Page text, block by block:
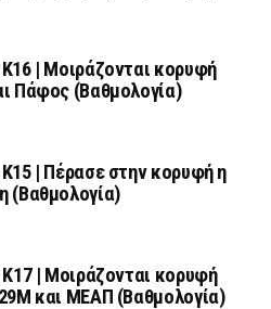
| Μοιράζονται κορυφή
Πάφος (Βαθμολογία)
| Πέρασε στην κορυφή η
(Βαθμολογία)
Κ17 | Μοιράζονται κορυφή
και ΜΕΑΠ (Βαθμολογία)